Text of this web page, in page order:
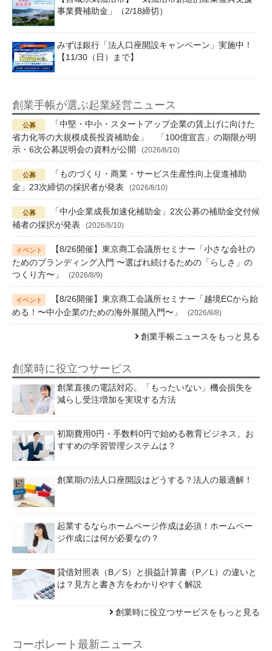
事業費補助金」（2/18締切）
みずほ銀行「法人口座開設キャンペーン」実施中！
【11/30（日）まで】
創業手帳が選ぶ起業経営ニュース
「中堅・中小・スタートアップ企業の賃上げに向けた
省力化等の大規模成長投資補助金」 「100億宣言」の期限が明
示・6次公募説明会の資料が公開
(2026/8/10)
「ものづくり・商業・サービス生産性向上促進補助
金」23次締切の採択者が発表
(2026/8/10)
「中小企業成長加速化補助金」2次公募の補助金交付候
補者の採択が発表
(2026/8/10)
【8/26開催】東京商工会議所セミナー「小さな会社の
ためのブランディング入門 〜選ばれ続けるための「らしさ」の
つくり方〜」
(2026/8/9)
【8/26開催】東京商工会議所セミナー「越境ECから始
める！〜中小企業のための海外展開入門〜」
(2026/8/8)
創業手帳ニュースをもっと見る
創業時に役立つサービス
創業直後の電話対応。「もったいない」機会損失を
減らし受注増加を実現する方法
初期費用0円・手数料0円で始める教育ビジネス。お
すすめの学習管理システムは？
創業期の法人口座開設はどうする？法人の最適解！
起業するならホームページ作成は必須！ホームペー
ジ作成には何が必要なの？
貸借対照表（B／S）と損益計算書（P／L）の違いと
は？見方と書き方をわかりやすく解説
創業時に役立つサービスをもっと見る
コーポレート最新ニュース